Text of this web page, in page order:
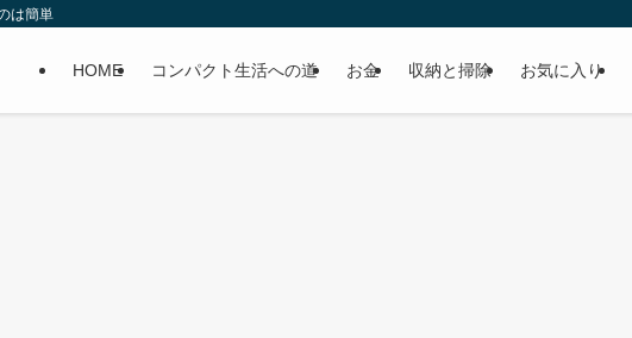
は簡単
HOME コンパクト生活への道 お金 収納と掃除 お気に入り